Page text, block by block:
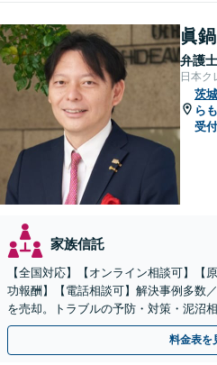
眞
弁護士
日本ク
茨
ら
受
家族信託
【全国対応】【オンライン相談可】【
功報酬】【電話相談可】解決事例多数
を売却。トラブルの予防・対策・泥沼
い！法律と税務を一体的に対応します
料金表を